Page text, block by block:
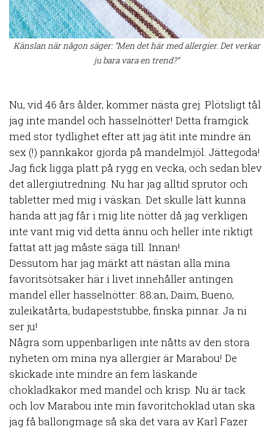
Känslan när någon säger: ”Men det här med allergier. Det verkar
ju bara vara en trend?”
Nu, vid 46 års ålder, kommer nästa grej. Plötsligt tål
jag inte mandel och hasselnötter! Detta framgick
med stor tydlighet efter att jag ätit inte mindre än
sex (!) pannkakor gjorda på mandelmjöl. Jättegoda!
Jag fick ligga platt på rygg en vecka, och sedan blev
det allergiutredning. Nu har jag alltid sprutor och
tabletter med mig i väskan. Det skulle lätt kunna
hända att jag får i mig lite nötter då jag verkligen
inte vant mig vid detta ännu och heller inte riktigt
fattat att jag måste säga till. Innan!
Dessutom har jag märkt att nästan alla mina
favoritsötsaker här i livet innehåller antingen
mandel eller hasselnötter: 88:an, Daim, Bueno,
zuleikatårta, budapeststubbe, finska pinnar. Ja ni
ser ju!
Några som uppenbarligen inte nåtts av den stora
nyheten om mina nya allergier är Marabou! De
skickade inte mindre än fem läskande
chokladkakor med mandel och krisp. Nu är tack
och lov Marabou inte min favoritchoklad utan ska
jag få ballongmage så ska det vara av Karl Fazer